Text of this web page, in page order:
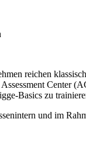
reichen
Center
Basics zu
und im